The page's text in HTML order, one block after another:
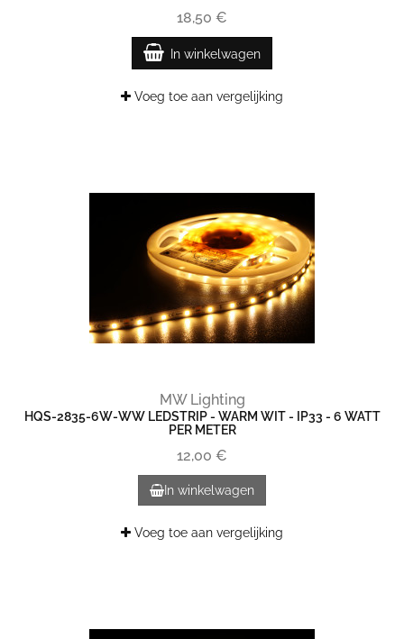
18,50 €
In winkelwagen
Voeg toe aan vergelijking
MW Lighting
HQS-2835-6W-WW LEDSTRIP - WARM WIT - IP33 - 6 WATT
PER METER
12,00 €
In winkelwagen
Voeg toe aan vergelijking